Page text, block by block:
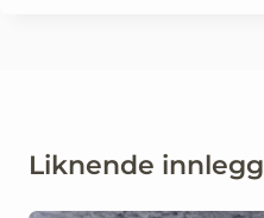
Liknende innlegg